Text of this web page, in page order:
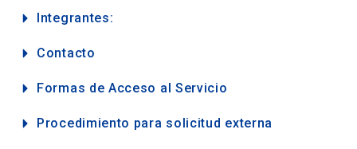
Integrantes:
Contacto
Formas de Acceso al Servicio
Procedimiento para solicitud externa